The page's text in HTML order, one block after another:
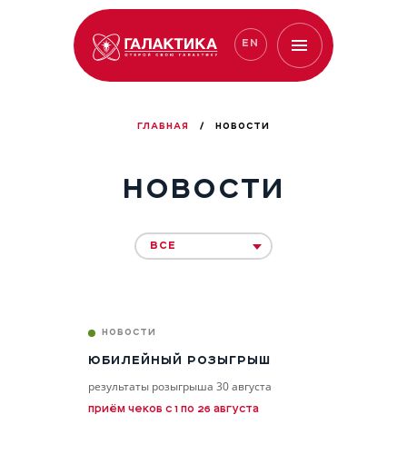
EN
ГЛАВНАЯ / НОВОСТИ
НОВОСТИ
ВСЕ
НОВОСТИ
ЮБИЛЕЙНЫЙ РОЗЫГРЫШ
результаты розыгрыша 30 августа
приём чеков с 1 по 26 августа